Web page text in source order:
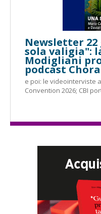
Newsletter 22
sola valigia":
Modigliani
podcast
e poi: le videointerviste
Convention 2026; CBI